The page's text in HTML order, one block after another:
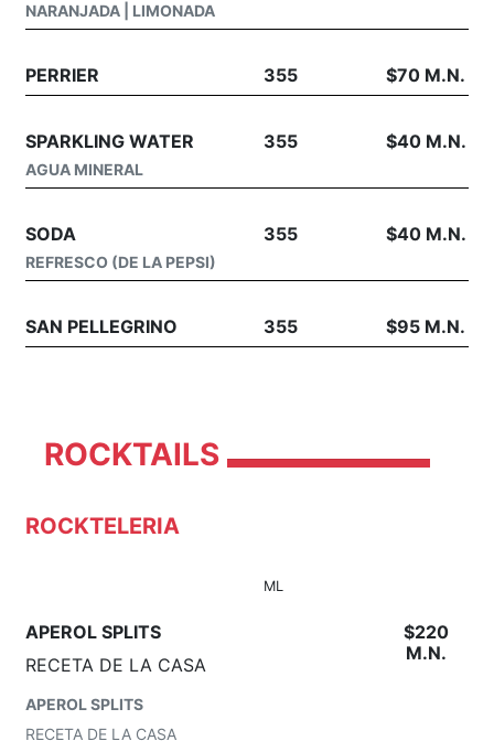
NARANJADA | LIMONADA
PERRIER 355 $70 M.N.
SPARKLING WATER
AGUA MINERAL
355 $40 M.N.
SODA
REFRESCO (DE LA PEPSI)
355 $40 M.N.
SAN PELLEGRINO 355 $95 M.N.
ROCKTAILS
ROCKTELERIA
ML
APEROL SPLITS
RECETA DE LA CASA
APEROL SPLITS
RECETA DE LA CASA
$220
M.N.